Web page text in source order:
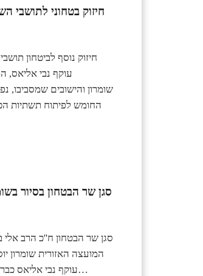
חיזוק בטחוני לתושבי
חיזוק נוסף לביטחון
עוקף נבי אליאס,
שומרון והישובים
החומש לפיתוח תשתיות
סגן שר הבטחון בסיור
סגן שר הבטחון ח''כ הרב אלי
המועצה האזורית שומרון
עוקף נבי אליאס כבר כמעט קרוב לשנתיים קרא במקום לבית…